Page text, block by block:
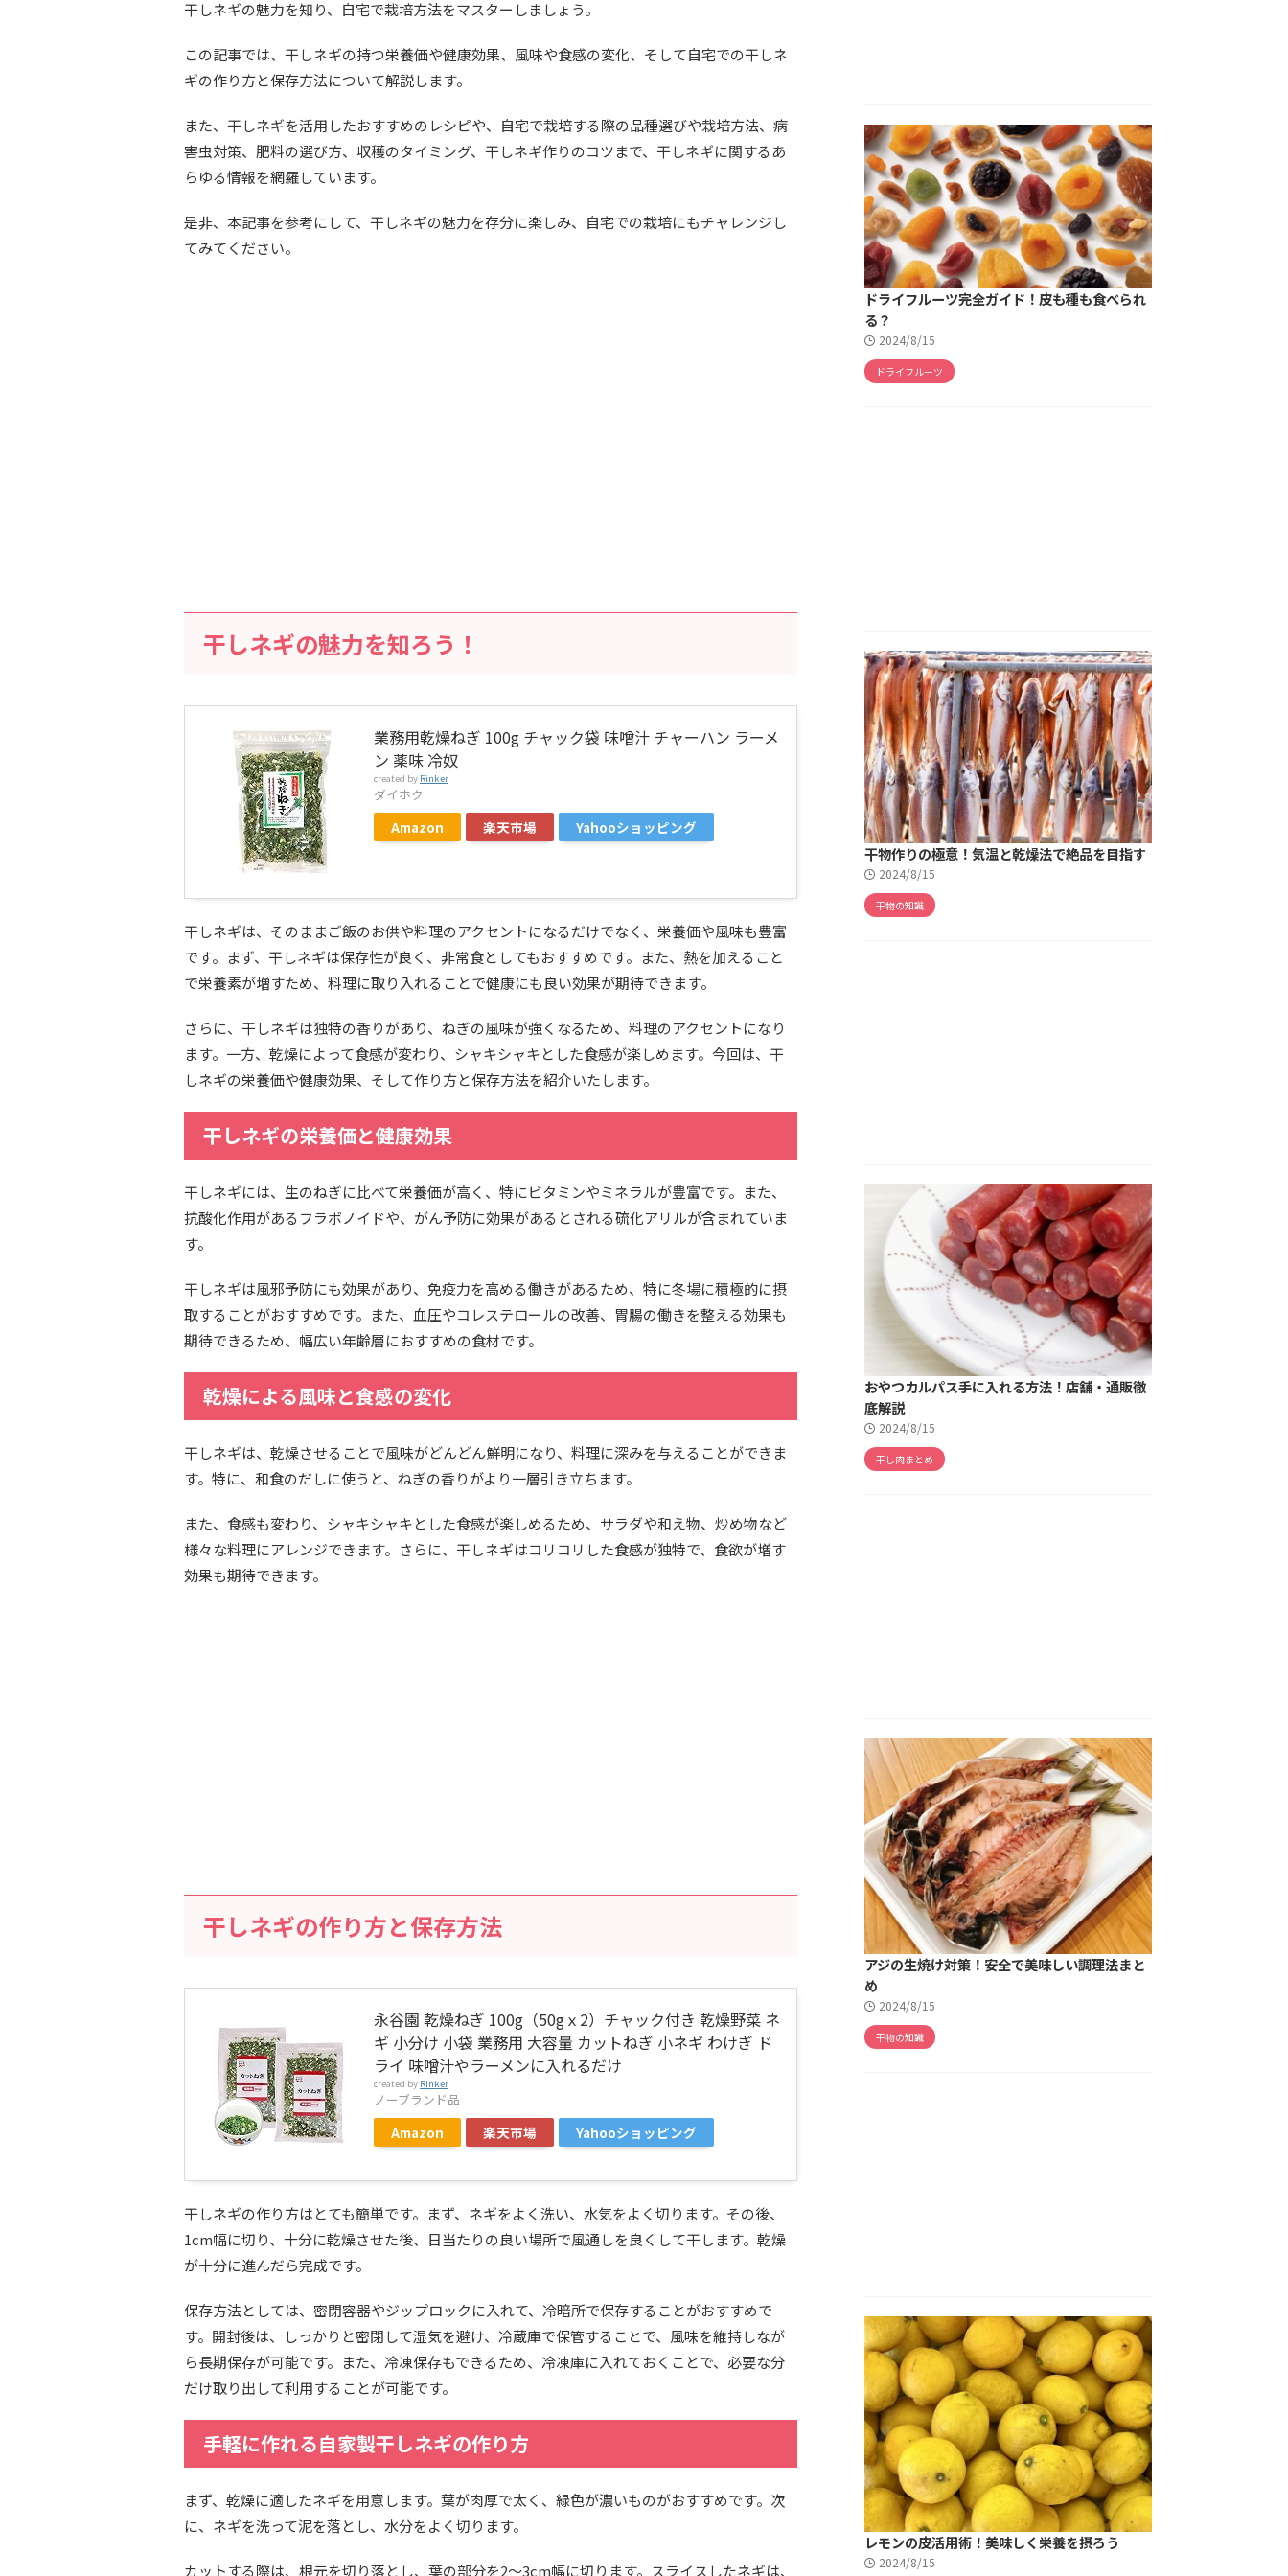
干しネギの魅力を知り、自宅で栽培方法をマスターしましょう。
この記事では、干しネギの持つ栄養価や健康効果、風味や食感の変化、そして自宅での干しネ
ギの作り方と保存方法について解説します。
また、干しネギを活用したおすすめのレシピや、自宅で栽培する際の品種選びや栽培方法、病
害虫対策、肥料の選び方、収穫のタイミング、干しネギ作りのコツまで、干しネギに関するあ
らゆる情報を網羅しています。
是非、本記事を参考にして、干しネギの魅力を存分に楽しみ、自宅での栽培にもチャレンジし
てみてください。
干しネギの魅力を知ろう！
業務用乾燥ねぎ 100g チャック袋 味噌汁 チャーハン ラーメ
ン 薬味 冷奴
created by Rinker
ダイホク
Amazon 楽天市場 Yahooショッピング
干しネギは、そのままご飯のお供や料理のアクセントになるだけでなく、栄養価や風味も豊富
です。まず、干しネギは保存性が良く、非常食としてもおすすめです。また、熱を加えること
で栄養素が増すため、料理に取り入れることで健康にも良い効果が期待できます。
さらに、干しネギは独特の香りがあり、ねぎの風味が強くなるため、料理のアクセントになり
ます。一方、乾燥によって食感が変わり、シャキシャキとした食感が楽しめます。今回は、干
しネギの栄養価や健康効果、そして作り方と保存方法を紹介いたします。
干しネギの栄養価と健康効果
干しネギには、生のねぎに比べて栄養価が高く、特にビタミンやミネラルが豊富です。また、
抗酸化作用があるフラボノイドや、がん予防に効果があるとされる硫化アリルが含まれていま
す。
干しネギは風邪予防にも効果があり、免疫力を高める働きがあるため、特に冬場に積極的に摂
取することがおすすめです。また、血圧やコレステロールの改善、胃腸の働きを整える効果も
期待できるため、幅広い年齢層におすすめの食材です。
乾燥による風味と食感の変化
干しネギは、乾燥させることで風味がどんどん鮮明になり、料理に深みを与えることができま
す。特に、和食のだしに使うと、ねぎの香りがより一層引き立ちます。
また、食感も変わり、シャキシャキとした食感が楽しめるため、サラダや和え物、炒め物など
様々な料理にアレンジできます。さらに、干しネギはコリコリした食感が独特で、食欲が増す
効果も期待できます。
干しネギの作り方と保存方法
永谷園 乾燥ねぎ 100g（50gｘ2）チャック付き 乾燥野菜 ネ
ギ 小分け 小袋 業務用 大容量 カットねぎ 小ネギ わけぎ ド
ライ 味噌汁やラーメンに入れるだけ
created by Rinker
ノーブランド品
Amazon 楽天市場 Yahooショッピング
干しネギの作り方はとても簡単です。まず、ネギをよく洗い、水気をよく切ります。その後、
1cm幅に切り、十分に乾燥させた後、日当たりの良い場所で風通しを良くして干します。乾燥
が十分に進んだら完成です。
保存方法としては、密閉容器やジップロックに入れて、冷暗所で保存することがおすすめで
す。開封後は、しっかりと密閉して湿気を避け、冷蔵庫で保管することで、風味を維持しなが
ら長期保存が可能です。また、冷凍保存もできるため、冷凍庫に入れておくことで、必要な分
だけ取り出して利用することが可能です。
手軽に作れる自家製干しネギの作り方
まず、乾燥に適したネギを用意します。葉が肉厚で太く、緑色が濃いものがおすすめです。次
に、ネギを洗って泥を落とし、水分をよく切ります。
カットする際は、根元を切り落とし、葉の部分を2～3cm幅に切ります。スライスしたネギは、
ドライフルーツ完全ガイド！皮も種も食べられ
る？
2024/8/15
ドライフルーツ
干物作りの極意！気温と乾燥法で絶品を目指す
2024/8/15
干物の知識
おやつカルパス手に入れる方法！店舗・通販徹
底解説
2024/8/15
干し肉まとめ
アジの生焼け対策！安全で美味しい調理法まと
め
2024/8/15
干物の知識
レモンの皮活用術！美味しく栄養を摂ろう
2024/8/15